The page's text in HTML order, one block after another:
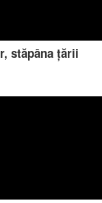
stăpâna țării